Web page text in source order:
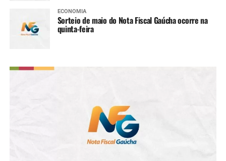
ECONOMIA
Sorteio de maio do Nota Fiscal Gaúcha ocorre na
quinta-feira